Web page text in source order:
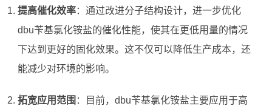
提高催化效率：通过改进分子结构设计，进一步优化
dbu苄基氯化铵盐的催化性能，使其在更低用量的情况
下达到更好的固化效果。这不仅可以降低生产成本，还
能减少对环境的影响。
拓宽应用范围 ：目前，dbu苄基氯化铵盐主要应用于高